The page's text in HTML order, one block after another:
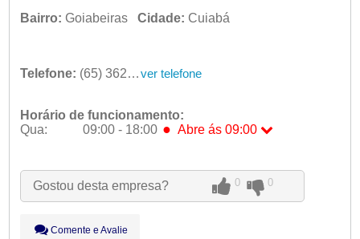
Bairro: Goiabeiras Cidade: Cuiabá
Telefone: (65) 3627-3269 ver telefone
Horário de funcionamento:
Qua:
09:00 - 18:00 ● Abre ás 09:00
Ter:
09:00 - 18:00
Qua:
09:00 - 18:00●Abre ás 09:00
Sex:
09:00 - 18:00
Gostou desta empresa? 0 0
Comente e Avalie